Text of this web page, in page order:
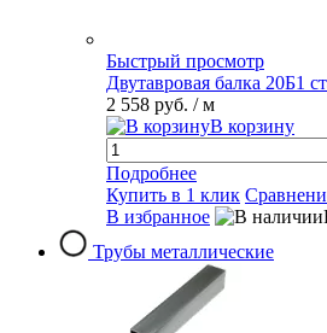
Быстрый просмотр
Двутавровая балка 20Б1
2 558 руб. / м
В корзину
Подробнее
Купить в 1 клик
В избранное
Трубы металлические